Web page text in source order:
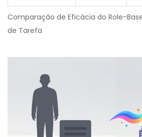
Comparação de Eficácia do Role-
de Tarefa